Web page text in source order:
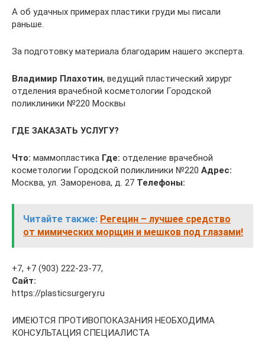
А об удачных примерах пластики груди мы писали
раньше.
За подготовку материала благодарим нашего эксперта.
Владимир Плахотин, ведущий пластический хирург
отделения врачебной косметологии Городской
поликлиники №220 Москвы
ГДЕ ЗАКАЗАТЬ УСЛУГУ?
Что: маммопластика Где: отделение врачебной
косметологии Городской поликлиники №220 Адрес:
Москва, ул. Заморенова, д. 27 Телефоны:
Читайте также: Регецин – лучшее средство
от мимических морщин и мешков под глазами!
+7, +7 (903) 222-23-77,
Сайт:
https://plasticsurgery.ru
ИМЕЮТСЯ ПРОТИВОПОКАЗАНИЯ НЕОБХОДИМА
КОНСУЛЬТАЦИЯ СПЕЦИАЛИСТА